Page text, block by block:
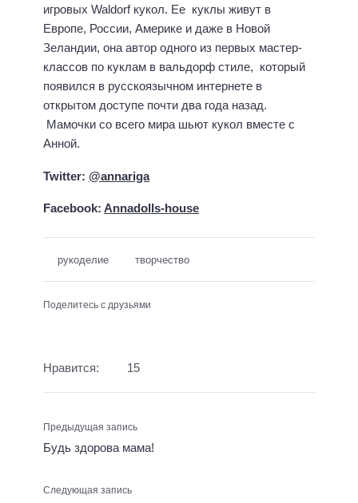
игровых Waldorf кукол. Ее куклы живут в
Европе, России, Америке и даже в Новой
Зеландии, она автор одного из первых мастер-
классов по куклам в вальдорф стиле, который
появился в русскоязычном интернете в
открытом доступе почти два года назад.
Мамочки со всего мира шьют кукол вместе с
Анной.
Twitter: @annariga
Facebook: Annadolls-house
рукоделие творчество
Поделитесь с друзьями
Нравится: 15
Предыдущая запись
Будь здорова мама!
Следующая запись